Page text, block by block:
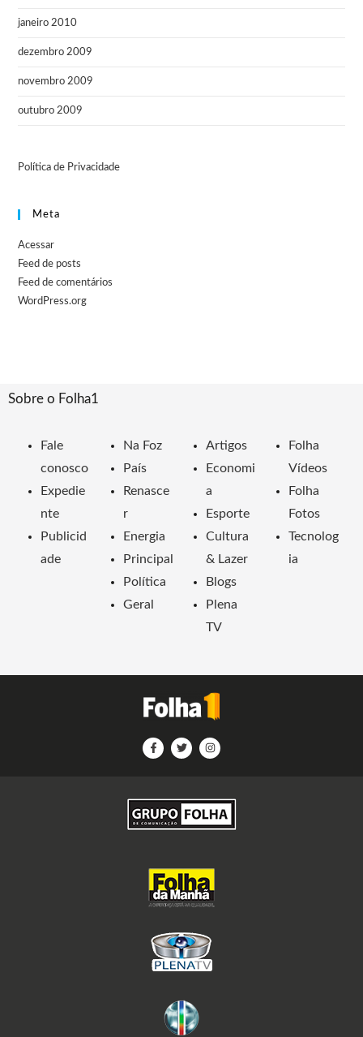
janeiro 2010
dezembro 2009
novembro 2009
outubro 2009
Política de Privacidade
Meta
Acessar
Feed de posts
Feed de comentários
WordPress.org
Sobre o Folha1
Fale
conosco
Expedie
nte
Publicid
ade
Na Foz
País
Renasce
r
Energia
Principal
Política
Geral
Artigos
Economi
a
Esporte
Cultura
& Lazer
Blogs
Plena
TV
Folha
Vídeos
Folha
Fotos
Tecnolog
ia